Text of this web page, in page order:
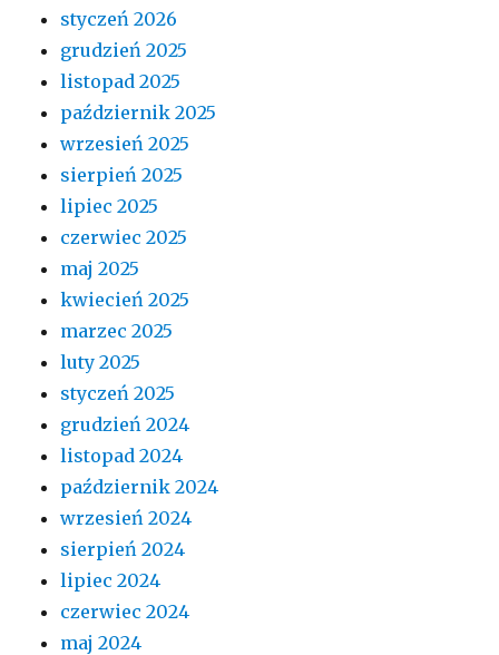
styczeń 2026
grudzień 2025
listopad 2025
październik 2025
wrzesień 2025
sierpień 2025
lipiec 2025
czerwiec 2025
maj 2025
kwiecień 2025
marzec 2025
luty 2025
styczeń 2025
grudzień 2024
listopad 2024
październik 2024
wrzesień 2024
sierpień 2024
lipiec 2024
czerwiec 2024
maj 2024